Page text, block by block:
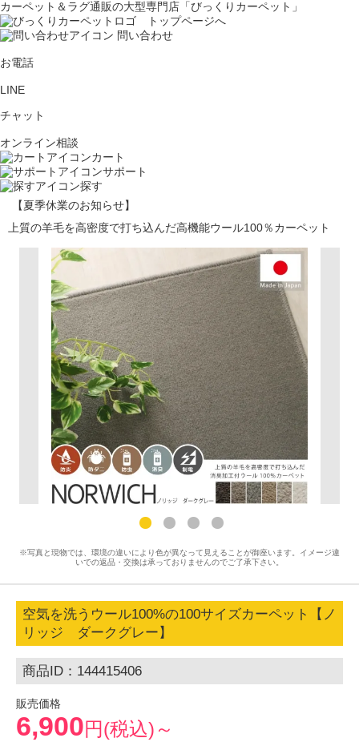
カーペット＆ラグ通販の大型専門店「びっくりカーペット」
問い合わせ
お電話
LINE
チャット
オンライン相談
カート
サポート
探す
【夏季休業のお知らせ】
上質の羊毛を高密度で打ち込んだ高機能ウール100％カーペット
※写真と現物では、環境の違いにより色が異なって見えることが御座います。イメージ違
いでの返品・交換は承っておりませんのでご了承下さい。
空気を洗うウール100%の100サイズカーペット【ノ
リッジ ダークグレー】
商品ID：144415406
販売価格
6,900円(税込)～